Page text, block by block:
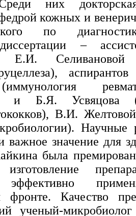
них
кожных и
по
–
Е.И. Селивановой
и Б.Я. Усвяцова
В.И.
Научные
значение для
была
эффективно
фронте. Качество
ученый-